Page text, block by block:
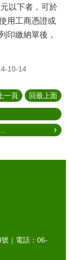
以下者，可於
用工商憑證或
印繳納單後，
10-14
一頁 回最上面
｜電話：06-